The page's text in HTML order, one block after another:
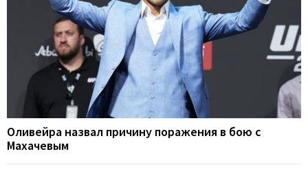
Оливейра назвал причину поражения в бою с
Махачевым